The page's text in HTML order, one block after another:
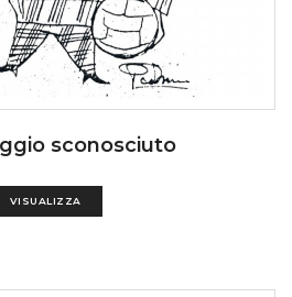
sconosciuto
VISUALIZZA